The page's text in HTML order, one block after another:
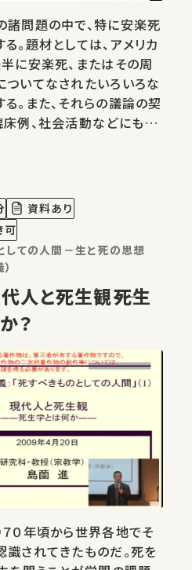
問題の中で、特に安楽死
。題材としては、アメリカ
に安楽死、またはその周
いてなされたいろいろな
。また、それらの議論の契
例、社会活動などにも言
資料あり
可
しての人間－生と死の思想
？
０年頃から世界各地でそ
されてきたものだ。死を